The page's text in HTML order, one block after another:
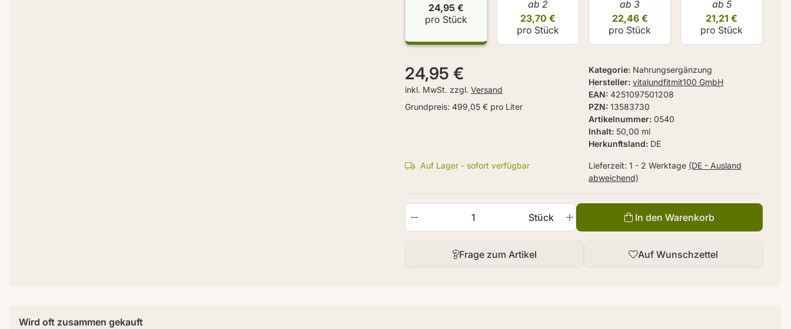
Inhalt 50,00 ml
Hersteller vitalundfitmit100 GmbH
Artikelnummer 0540
PZN 13583730
EAN 4251097501208
Herkunftsland DE
Kategorie Nahrungsergänzung
24,95 €
inkl. MwSt. zzgl. Versand
Grundpreis: 499,05 € pro Liter
Frage zum Artikel Auf Wunschzettel
Stück In den Warenkorb
Auf Lager - sofort verfügbar Lieferzeit: 1 - 2 Werktage (DE - Ausland
abweichend)
24,95 €
pro Stück
ab 2
23,70 €
pro Stück
ab 3
22,46 €
pro Stück
ab 5
21,21 €
pro Stück
Wird oft zusammen gekauft